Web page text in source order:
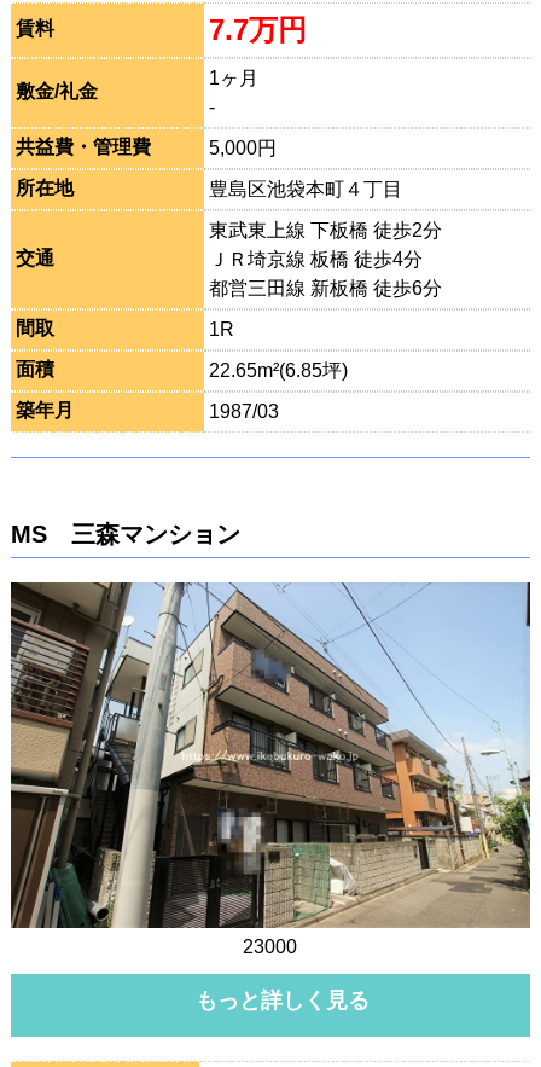
賃料 7.7万円
敷金/礼金
1ヶ月
-
共益費・管理費
5,000円
所在地
豊島区池袋本町４丁目
交通
東武東上線 下板橋 徒歩2分
ＪＲ埼京線 板橋 徒歩4分
都営三田線 新板橋 徒歩6分
間取
1R
面積
22.65m²(6.85坪)
築年月
1987/03
MS 三森マンション
23000
もっと詳しく見る